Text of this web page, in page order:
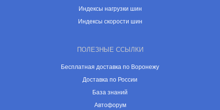
Индексы нагрузки шин
Индексы скорости шин
ПОЛЕЗНЫЕ ССЫЛКИ
Бесплатная доставка по Воронежу
Доставка по России
База знаний
Автофорум